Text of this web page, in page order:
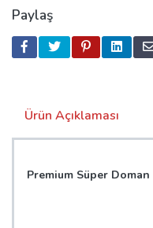
Paylaş
Ürün Açıklaması
Premium Süper